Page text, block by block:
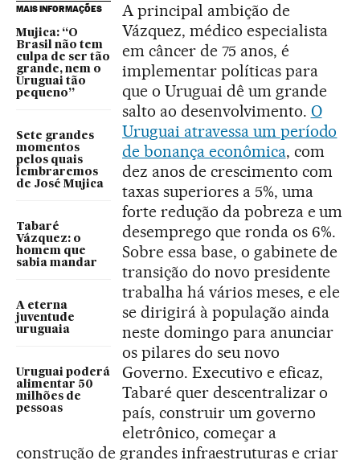
MAIS INFORMAÇÕES
Mujica: “O
Brasil não tem
culpa de ser tão
grande, nem o
Uruguai tão
pequeno”
Sete grandes
momentos
pelos quais
lembraremos
de José Mujica
Tabaré
Vázquez: o
homem que
sabia mandar
A eterna
juventude
uruguaia
Uruguai poderá
alimentar 50
milhões de
pessoas
A principal ambição de
Vázquez, médico especialista
em câncer de 75 anos, é
implementar políticas para
que o Uruguai dê um grande
salto ao desenvolvimento. O
Uruguai atravessa um período
de bonança econômica, com
dez anos de crescimento com
taxas superiores a 5%, uma
forte redução da pobreza e um
desemprego que ronda os 6%.
Sobre essa base, o gabinete de
transição do novo presidente
trabalha há vários meses, e ele
se dirigirá à população ainda
neste domingo para anunciar
os pilares do seu novo
Governo. Executivo e eficaz,
Tabaré quer descentralizar o
país, construir um governo
eletrônico, começar a
construção de grandes infraestruturas e criar